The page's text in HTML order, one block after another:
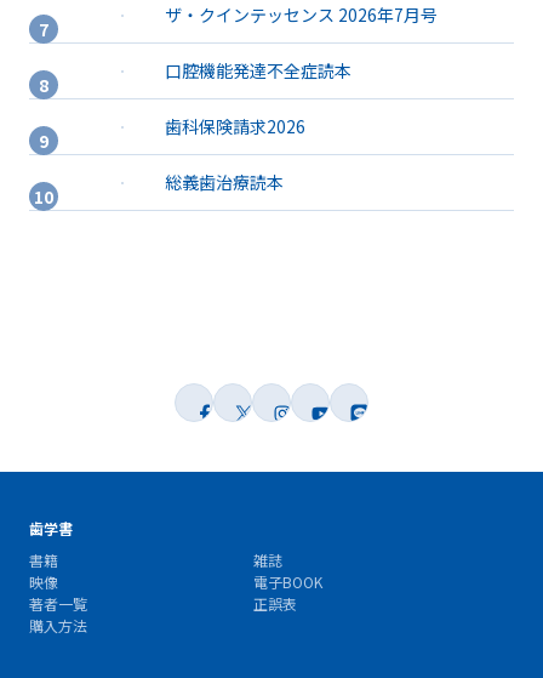
ザ・クインテッセンス 2026年7月号
口腔機能発達不全症読本
歯科保険請求2026
総義歯治療読本
歯学書
書籍
雑誌
映像
電子BOOK
著者一覧
正誤表
購入方法